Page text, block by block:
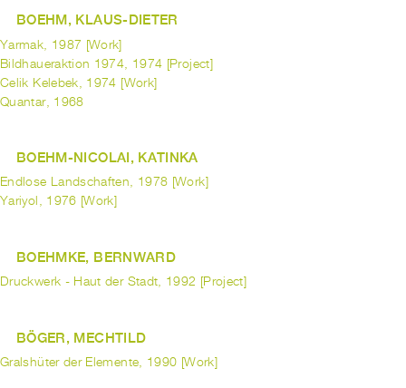
BOEHM, KLAUS-DIETER
Yarmak, 1987 [Work]
Bildhaueraktion 1974, 1974 [Project]
Celik Kelebek, 1974 [Work]
Quantar, 1968
BOEHM-NICOLAI, KATINKA
Endlose Landschaften, 1978 [Work]
Yariyol, 1976 [Work]
BOEHMKE, BERNWARD
Druckwerk - Haut der Stadt, 1992 [Project]
BÖGER, MECHTILD
Gralshüter der Elemente, 1990 [Work]